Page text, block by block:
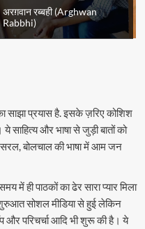
अरग़वान रब्बही (Arghwan
Rabbhi)
साझा प्रयास है. इसके ज़रिए कोशिश
साहित्य और भाषा से जुड़ी बातों को
बोलचाल की भाषा में आम जन
में ही पाठकों का ढेर सारा प्यार मिला
शुरुआत सोशल मीडिया से हुई लेकिन
और परिचर्चा आदि भी शुरू की है। ये